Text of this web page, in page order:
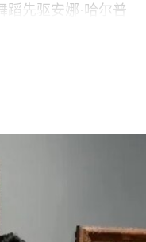
蹈先驱安娜·哈尔普
）迅速崭
影响，促使两人共
Dance
重塑了现代舞的
道：“福蒂这组激
塘中的石子，激起